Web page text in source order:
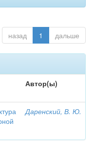
назад 1 дальше
Автор(ы)
Даренский, В. Ю.